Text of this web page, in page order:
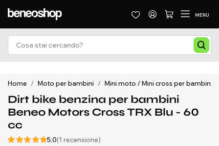
MENU
Home / Moto per bambini / Mini moto / Mini cross per bambini
Dirt bike benzina per bambini
Beneo Motors Cross TRX Blu - 60
cc
5.0(1 recensione)